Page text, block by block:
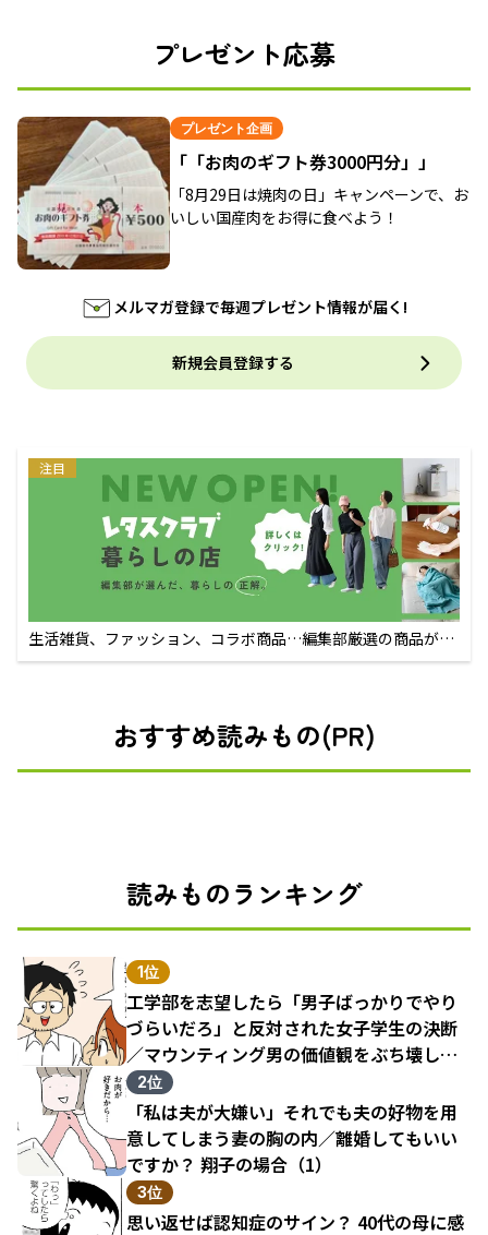
プレゼント応募
プレゼント企画
「「お肉のギフト券3000円分」」
「8月29日は焼肉の日」キャンペーンで、お
いしい国産肉をお得に食べよう！
メルマガ登録で毎週プレゼント情報が届く!
新規会員登録する
注目
生活雑貨、ファッション、コラボ商品…編集部厳選の商品が買
えるECサイト
おすすめ読みもの(PR)
読みものランキング
1位
工学部を志望したら「男子ばっかりでやり
づらいだろ」と反対された女子学生の決断
／マウンティング男の価値観をぶち壊した
結果（1）
2位
「私は夫が大嫌い」それでも夫の好物を用
意してしまう妻の胸の内／離婚してもいい
ですか？ 翔子の場合（1）
3位
思い返せば認知症のサイン？ 40代の母に感